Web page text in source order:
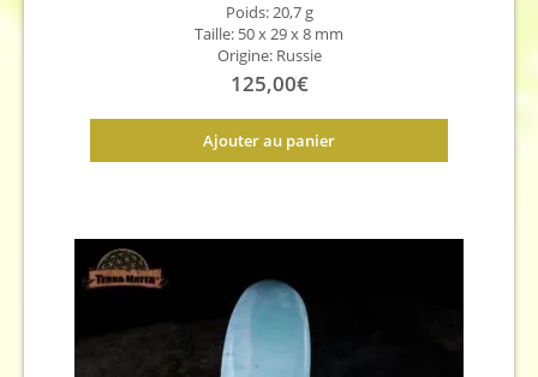
Poids: 20,7 g
Taille: 50 x 29 x 8 mm
Origine: Russie
125,00€
Ajouter au panier